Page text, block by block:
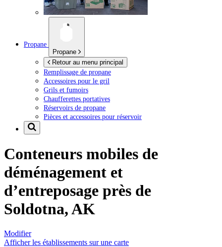
Propane
Propane
Retour au menu principal
Remplissage de propane
Accessoires pour le gril
Grils et fumoirs
Chaufferettes portatives
Réservoirs de propane
Pièces et accessoires pour réservoir
Conteneurs mobiles de
déménagement et
d’entreposage près de
Soldotna, AK
Modifier
Afficher les établissements sur une carte